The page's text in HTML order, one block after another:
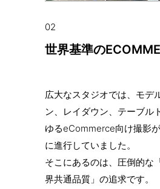
02
世界基準の
広大なスタジオでは、モデ
ン、レイダウン、テーブル
ゆるeCommerce向け撮影
に進行していました。
そこにあるのは、圧倒的な
界共通品質」の追求です。